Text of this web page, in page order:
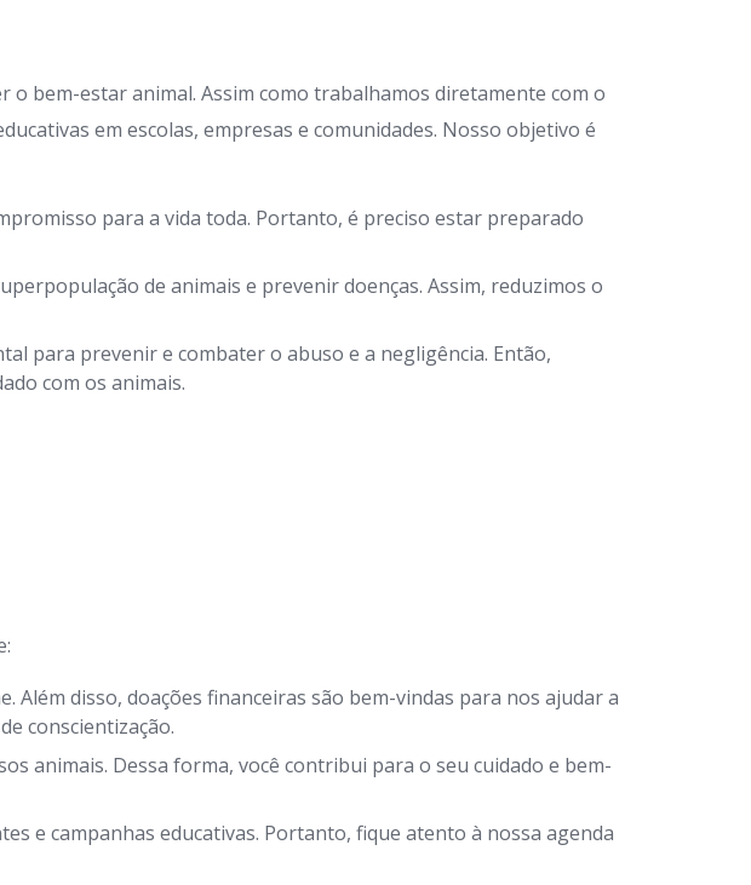
bem-estar animal. Assim como trabalhamos diretamente com o
em escolas, empresas e comunidades. Nosso objetivo é
para a vida toda. Portanto, é preciso estar preparado
de animais e prevenir doenças. Assim, reduzimos o
para prevenir e combater o abuso e a negligência. Então,
com os animais.
Além disso, doações financeiras são bem-vindas para nos ajudar a
conscientização.
animais. Dessa forma, você contribui para o seu cuidado e bem-
e campanhas educativas. Portanto, fique atento à nossa agenda